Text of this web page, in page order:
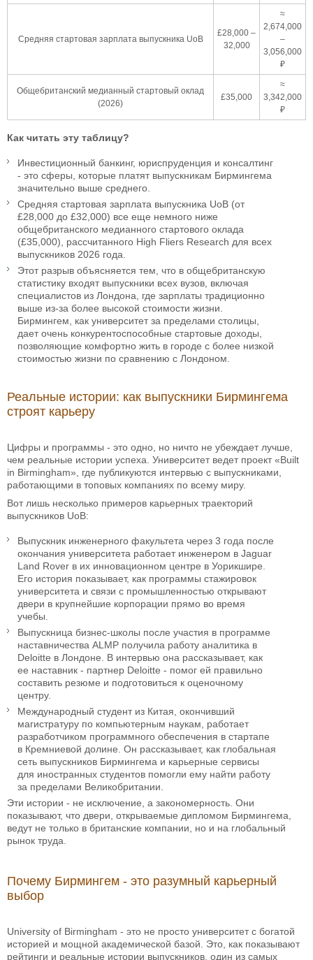
Средняя стартовая зарплата выпускника UoB
£28,000 –
32,000
≈
2,674,000
–
3,056,000
₽
Общебританский медианный стартовый оклад
(2026)
£35,000
≈
3,342,000
₽
Как читать эту таблицу?
Инвестиционный банкинг, юриспруденция и консалтинг
- это сферы, которые платят выпускникам Бирмингема
значительно выше среднего.
Средняя стартовая зарплата выпускника UoB (от
£28,000 до £32,000) все еще немного ниже
общебританского медианного стартового оклада
(£35,000), рассчитанного High Fliers Research для всех
выпускников 2026 года.
Этот разрыв объясняется тем, что в общебританскую
статистику входят выпускники всех вузов, включая
специалистов из Лондона, где зарплаты традиционно
выше из-за более высокой стоимости жизни.
Бирмингем, как университет за пределами столицы,
дает очень конкурентоспособные стартовые доходы,
позволяющие комфортно жить в городе с более низкой
стоимостью жизни по сравнению с Лондоном.
Реальные истории: как выпускники Бирмингема
строят карьеру
Цифры и программы - это одно, но ничто не убеждает лучше,
чем реальные истории успеха. Университет ведет проект «Built
in Birmingham», где публикуются интервью с выпускниками,
работающими в топовых компаниях по всему миру.
Вот лишь несколько примеров карьерных траекторий
выпускников UoB:
Выпускник инженерного факультета через 3 года после
окончания университета работает инженером в Jaguar
Land Rover в их инновационном центре в Уорикшире.
Его история показывает, как программы стажировок
университета и связи с промышленностью открывают
двери в крупнейшие корпорации прямо во время
учебы.
Выпускница бизнес-школы после участия в программе
наставничества ALMP получила работу аналитика в
Deloitte в Лондоне. В интервью она рассказывает, как
ее наставник - партнер Deloitte - помог ей правильно
составить резюме и подготовиться к оценочному
центру.
Международный студент из Китая, окончивший
магистратуру по компьютерным наукам, работает
разработчиком программного обеспечения в стартапе
в Кремниевой долине. Он рассказывает, как глобальная
сеть выпускников Бирмингема и карьерные сервисы
для иностранных студентов помогли ему найти работу
за пределами Великобритании.
Эти истории - не исключение, а закономерность. Они
показывают, что двери, открываемые дипломом Бирмингема,
ведут не только в британские компании, но и на глобальный
рынок труда.
Почему Бирмингем - это разумный карьерный
выбор
University of Birmingham - это не просто университет с богатой
историей и мощной академической базой. Это, как показывают
рейтинги и реальные истории выпускников, один из самых